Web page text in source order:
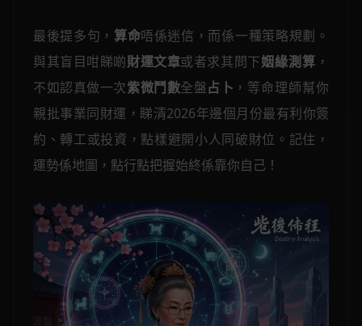
最後提多句， 算命唔係迷信，而係一種策略規劃。
與其盲目咁睇啲財運文章或者求其問下姻緣測算 ，
不如認真做一次紫微鬥數全盤占卜 ，等命理師幫你
親批事業同財運，睇清2026年邊個月份最有利你簽
約、轉工或投資，點樣避開小人同破財位。記住，
運勢係地圖，點行點把握始終係靠你自己！